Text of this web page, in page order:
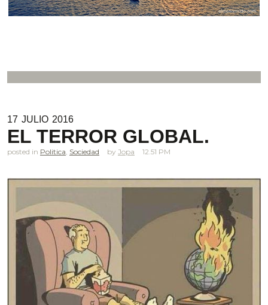
17 JULIO 2016
EL TERROR GLOBAL.
posted in Politica, Sociedad Jopa 12.51 PM